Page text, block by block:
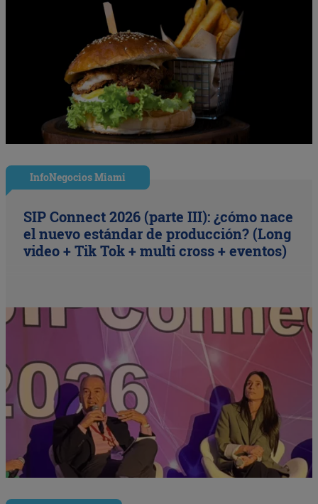
InfoNegocios Miami
SIP Connect 2026 (parte III): ¿cómo nace
el nuevo estándar de producción? (Long
video + Tik Tok + multi cross + eventos)